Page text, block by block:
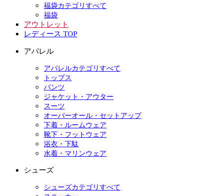
福袋カテゴリすべて
福袋
アウトレット
レディース TOP
アパレル
アパレルカテゴリすべて
トップス
パンツ
ジャケット・アウター
スーツ
オーバーオール・セットアップ
下着・ルームウェア
靴下・フットウェア
浴衣・下駄
水着・マリンウェア
シューズ
シューズカテゴリすべて